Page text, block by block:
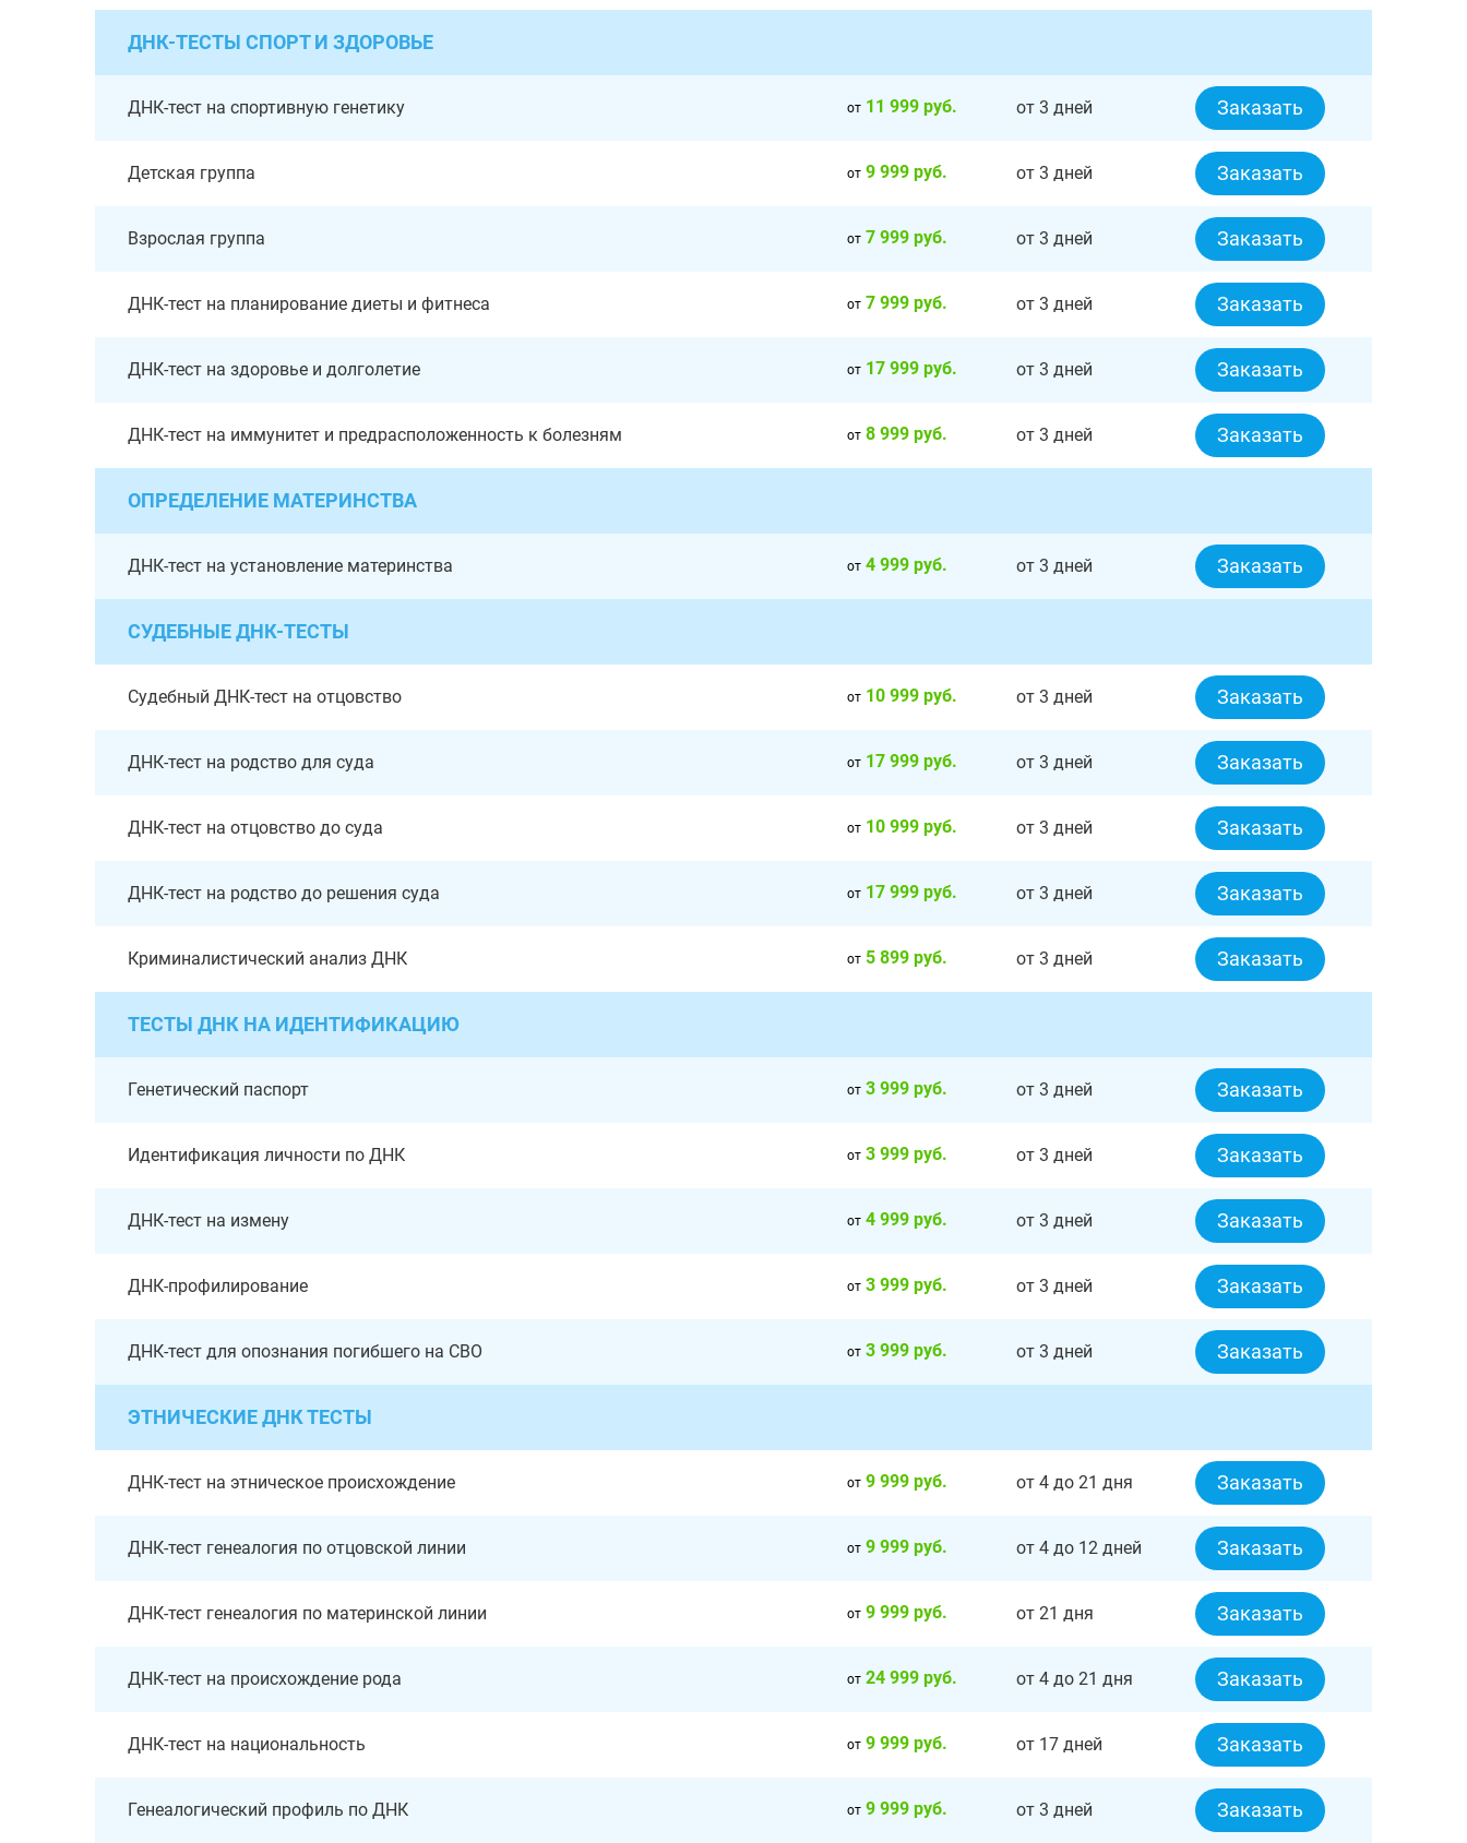
ДНК-ТЕСТЫ СПОРТ И ЗДОРОВЬЕ
ДНК-тест на спортивную генетику от11 999 руб. от 3 дней Заказать
Детская группа от9 999 руб. от 3 дней Заказать
Взрослая группа от7 999 руб. от 3 дней Заказать
ДНК-тест на планирование диеты и фитнеса от7 999 руб. от 3 дней Заказать
ДНК-тест на здоровье и долголетие от17 999 руб. от 3 дней Заказать
ДНК-тест на иммунитет и предрасположенность к болезням от8 999 руб. от 3 дней Заказать
ОПРЕДЕЛЕНИЕ МАТЕРИНСТВА
ДНК-тест на установление материнства от4 999 руб. от 3 дней Заказать
СУДЕБНЫЕ ДНК-ТЕСТЫ
Судебный ДНК-тест на отцовство от10 999 руб. от 3 дней Заказать
ДНК-тест на родство для суда от17 999 руб. от 3 дней Заказать
ДНК-тест на отцовство до суда от10 999 руб. от 3 дней Заказать
ДНК-тест на родство до решения суда от17 999 руб. от 3 дней Заказать
Криминалистический анализ ДНК от5 899 руб. от 3 дней Заказать
ТЕСТЫ ДНК НА ИДЕНТИФИКАЦИЮ
Генетический паспорт от3 999 руб. от 3 дней Заказать
Идентификация личности по ДНК от3 999 руб. от 3 дней Заказать
ДНК-тест на измену от4 999 руб. от 3 дней Заказать
ДНК-профилирование от3 999 руб. от 3 дней Заказать
ДНК-тест для опознания погибшего на СВО от3 999 руб. от 3 дней Заказать
ЭТНИЧЕСКИЕ ДНК ТЕСТЫ
ДНК-тест на этническое происхождение от9 999 руб. от 4 до 21 дня Заказать
ДНК-тест генеалогия по отцовской линии от9 999 руб. от 4 до 12 дней Заказать
ДНК-тест генеалогия по материнской линии от9 999 руб. от 21 дня Заказать
ДНК-тест на происхождение рода от24 999 руб. от 4 до 21 дня Заказать
ДНК-тест на национальность от9 999 руб. от 17 дней Заказать
Генеалогический профиль по ДНК от9 999 руб. от 3 дней Заказать